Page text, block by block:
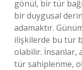
gönül, bir tür
bir duygusal
adamaktır.
ilişkilerde bu tür
olabilir. İnsanlar,
tür sahiplenme,